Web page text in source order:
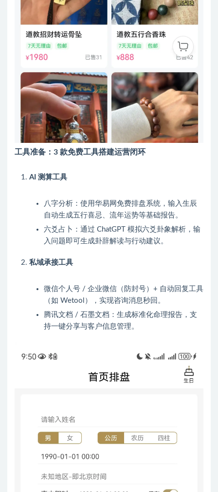
工具准备：3 款免费工具搭建运营闭环
AI 测算工具
八字分析：使用华易网免费排盘系统，输入生辰
自动生成五行喜忌、流年运势等基础报告。
六爻占卜：通过 ChatGPT 模拟六爻卦象解析，输
入问题即可生成卦辞解读与行动建议。
私域承接工具
微信个人号 / 企业微信（防封号）+ 自动回复工具
（如 Wetool），实现咨询消息秒回。
腾讯文档 / 石墨文档：生成标准化命理报告，支
持一键分享与客户信息管理。